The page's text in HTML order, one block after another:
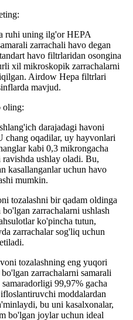
ruhi uning ilg'or HEPA
zarrachali havo degan
havo filtrlaridan osongina
xil mikroskopik zarrachalarni
Airdow Hepa filtrlari
mavjud.
oling:
darajadagi havoni
chang oqadilar, uy hayvonlari
kabi 0,3 mikrongacha
ushlay oladi. Bu,
kasallanganlar uchun havo
mumkin.
tozalashni bir qadam oldinga
zarrachalarni ushlash
ko'pincha tutun,
zarrachalar sog'liq uchun
tozalashning eng yuqori
zarrachalarni samarali
99,97% gacha
moddalardan
bu uni kasalxonalar,
bo'lgan joylar uchun ideal